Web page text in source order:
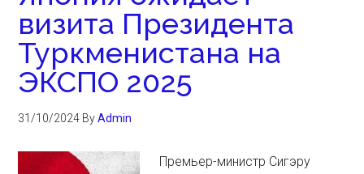
визита Президента
Туркменистана на
ЭКСПО 2025
31/10/2024 ByAdmin
Премьер-министр Сигэру